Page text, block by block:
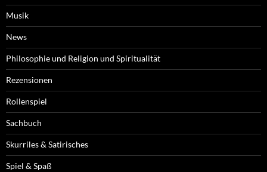
Musik
News
Philosophie und Religion und Spiritualität
Rezensionen
Rollenspiel
Sachbuch
Skurriles & Satirisches
Spiel & Spaß